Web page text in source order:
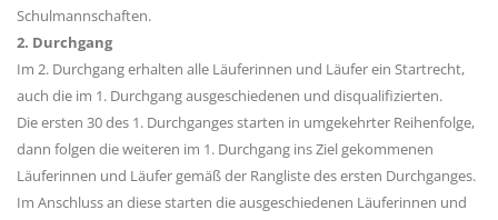
Schulmannschaften.
2. Durchgang
Im 2. Durchgang erhalten alle Läuferinnen und Läufer ein Startrecht,
auch die im 1. Durchgang ausgeschiedenen und disqualifizierten.
Die ersten 30 des 1. Durchganges starten in umgekehrter Reihenfolge,
dann folgen die weiteren im 1. Durchgang ins Ziel gekommenen
Läuferinnen und Läufer gemäß der Rangliste des ersten Durchganges.
Im Anschluss an diese starten die ausgeschiedenen Läuferinnen und